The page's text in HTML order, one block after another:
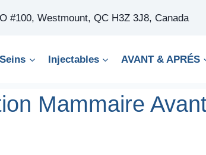
#100, Westmount, QC H3Z 3J8, Canada
Seins Injectables AVANT & APRÉS
Mammaire